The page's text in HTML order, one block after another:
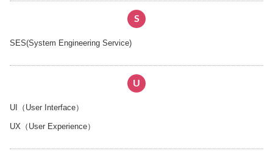
S
SES(System Engineering Service)
U
UI（User Interface）
UX（User Experience）